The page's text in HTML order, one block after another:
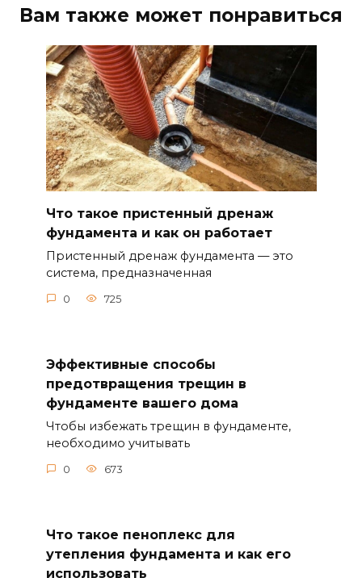
Вам также может понравиться
Что такое пристенный дренаж
фундамента и как он работает
Пристенный дренаж фундамента — это
система, предназначенная
0 725
Эффективные способы
предотвращения трещин в
фундаменте вашего дома
Чтобы избежать трещин в фундаменте,
необходимо учитывать
0 673
Что такое пеноплекс для
утепления фундамента и как его
использовать